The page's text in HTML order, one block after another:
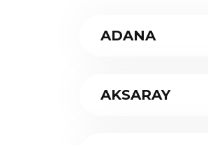
ADANA
AKSARAY